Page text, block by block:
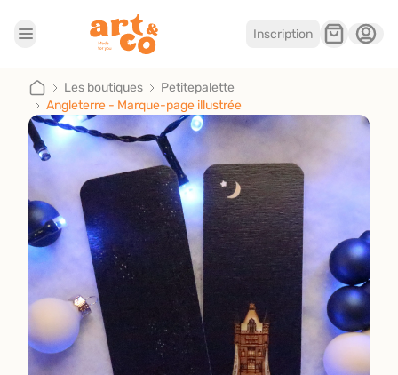
Inscription
Les boutiques
Je suis artisan
Les boutiques
Petitepalette
Angleterre - Marque-page illustrée